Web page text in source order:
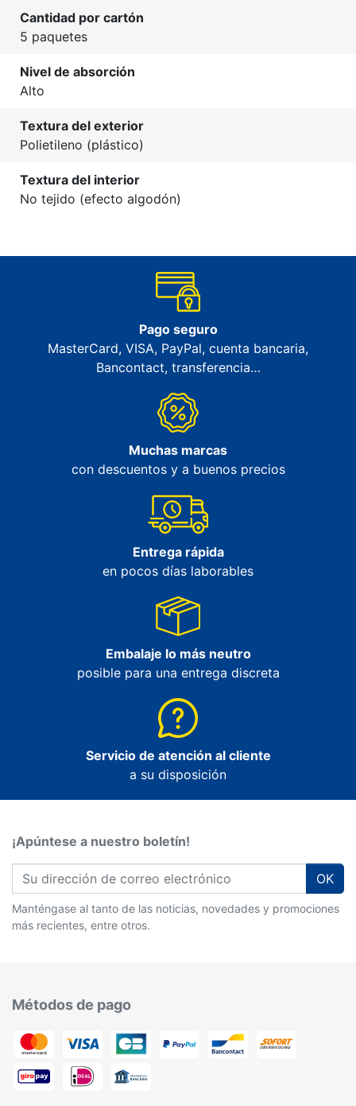
Cantidad por cartón
5 paquetes
Nivel de absorción
Alto
Textura del exterior
Polietileno (plástico)
Textura del interior
No tejido (efecto algodón)
Pago seguro
MasterCard, VISA, PayPal, cuenta bancaria,
Bancontact, transferencia…
Muchas marcas
con descuentos y a buenos precios
Entrega rápida
en pocos días laborables
Embalaje lo más neutro
posible para una entrega discreta
Servicio de atención al cliente
a su disposición
¡Apúntese a nuestro boletín!
OK
Manténgase al tanto de las noticias, novedades y promociones
más recientes, entre otros.
Métodos de pago